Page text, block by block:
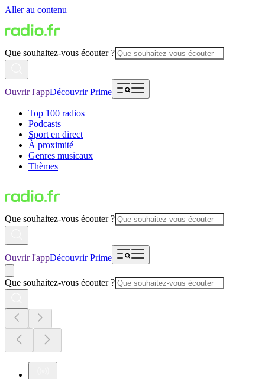
Aller au contenu
Que souhaitez-vous écouter ?
Ouvrir l'appDécouvrir Prime
Top 100 radios
Podcasts
Sport en direct
À proximité
Genres musicaux
Thèmes
Que souhaitez-vous écouter ?
Ouvrir l'appDécouvrir Prime
Que souhaitez-vous écouter ?